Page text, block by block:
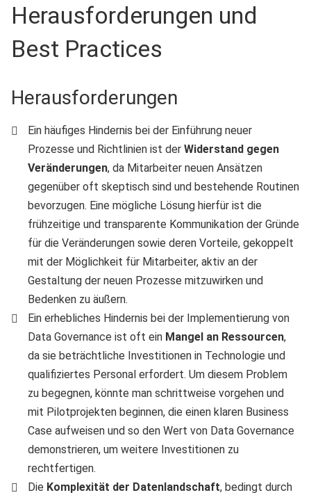
Herausforderungen und
Best Practices
Herausforderungen
Ein häufiges Hindernis bei der Einführung neuer
Prozesse und Richtlinien ist der Widerstand gegen
Veränderungen, da Mitarbeiter neuen Ansätzen
gegenüber oft skeptisch sind und bestehende Routinen
bevorzugen. Eine mögliche Lösung hierfür ist die
frühzeitige und transparente Kommunikation der Gründe
für die Veränderungen sowie deren Vorteile, gekoppelt
mit der Möglichkeit für Mitarbeiter, aktiv an der
Gestaltung der neuen Prozesse mitzuwirken und
Bedenken zu äußern.
Ein erhebliches Hindernis bei der Implementierung von
Data Governance ist oft ein Mangel an Ressourcen,
da sie beträchtliche Investitionen in Technologie und
qualifiziertes Personal erfordert. Um diesem Problem
zu begegnen, könnte man schrittweise vorgehen und
mit Pilotprojekten beginnen, die einen klaren Business
Case aufweisen und so den Wert von Data Governance
demonstrieren, um weitere Investitionen zu
rechtfertigen.
Die Komplexität der Datenlandschaft, bedingt durch